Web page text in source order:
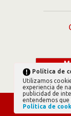
Política de
Utilizamos
experiencia de
publicidad de
entendemos que
Política de